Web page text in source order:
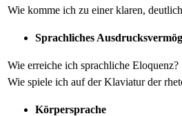
Wie komme ich zu einer klaren,
Sprachliches
Wie erreiche ich sprachliche Eloquenz?
Wie spiele ich auf der Klaviatur der
Körpersprache